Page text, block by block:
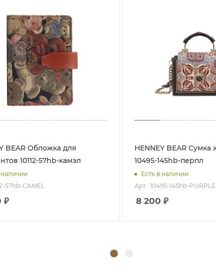
Обложка для
10112-57hb-камэл
наличии
57hb-CAMEL
₽
HENNEY BEAR Сумка женская
10495-145hb-перпл
Есть в наличии
Арт.: 10495-145hb-PURPLE
8 200 ₽